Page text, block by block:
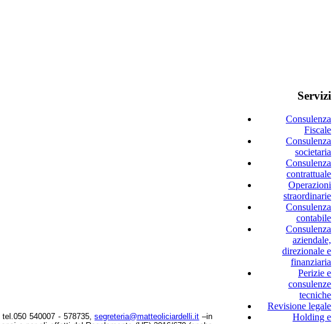
tel.050 540007 - 578735,segreteria@matteoliciardelli.it –in
Servizi
Consulenza
Fiscale
Consulenza
societaria
Consulenza
contrattuale
Operazioni
straordinarie
Consulenza
contabile
Consulenza
aziendale,
direzionale e
finanziaria
Perizie e
consulenze
tecniche
Revisione legale
Holding e